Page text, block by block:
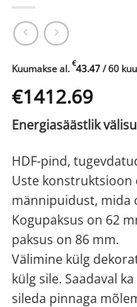
Kuumakse al. €43.47/ 60
Algne
hind
oli:
€2355.53.
€1412.69
hind
on:
Energiasäästlik
HDF-pind,
Uste
männipuidust, mida
Kogupaksus on 62
paksus on 86 mm.
Välimine külg
külg sile. Saadaval
sileda pinnaga